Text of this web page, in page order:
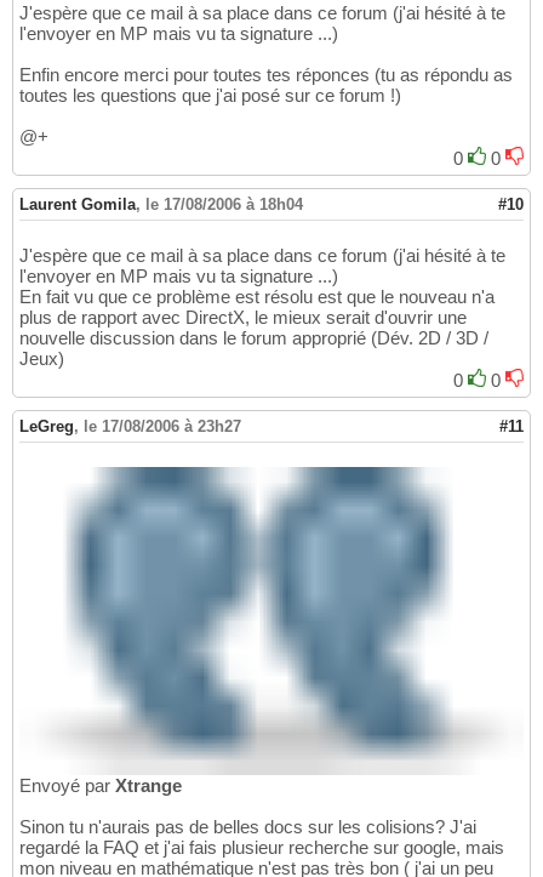
J'espère que ce mail à sa place dans ce forum (j'ai hésité à te
l'envoyer en MP mais vu ta signature ...)
Enfin encore merci pour toutes tes réponces (tu as répondu as
toutes les questions que j'ai posé sur ce forum !)
@+
0
0
Laurent Gomila, le 17/08/2006 à 18h04 #10
J'espère que ce mail à sa place dans ce forum (j'ai hésité à te
l'envoyer en MP mais vu ta signature ...)
En fait vu que ce problème est résolu est que le nouveau n'a
plus de rapport avec DirectX, le mieux serait d'ouvrir une
nouvelle discussion dans le forum approprié (Dév. 2D / 3D /
Jeux)
0
0
LeGreg, le 17/08/2006 à 23h27 #11
Envoyé par Xtrange
Sinon tu n'aurais pas de belles docs sur les colisions? J'ai
regardé la FAQ et j'ai fais plusieur recherche sur google, mais
mon niveau en mathématique n'est pas très bon ( j'ai un peu